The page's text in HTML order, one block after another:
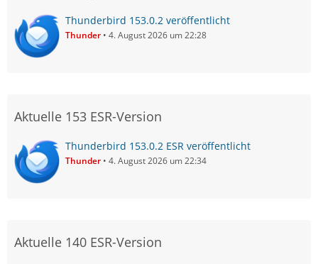
Thunderbird 153.0.2 veröffentlicht
Thunder 4. August 2026 um 22:28
Aktuelle 153 ESR-Version
Thunderbird 153.0.2 ESR veröffentlicht
Thunder 4. August 2026 um 22:34
Aktuelle 140 ESR-Version